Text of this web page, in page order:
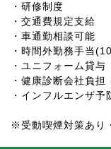
・研修制度
・交通費規定支給
・車通勤相談可能
・時間外勤務手当
・ユニフォーム貸与
・健康診断会社負担
・インフルエンザ予
※受動喫煙対策あり